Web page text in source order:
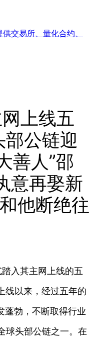
交易所、量化合约、
上线五
公链迎
善人”邵
意再娶新
他断绝往
入其主网上线的五
线以来，经过五年的
蓬勃，不断取得行业
球头部公链之一。在